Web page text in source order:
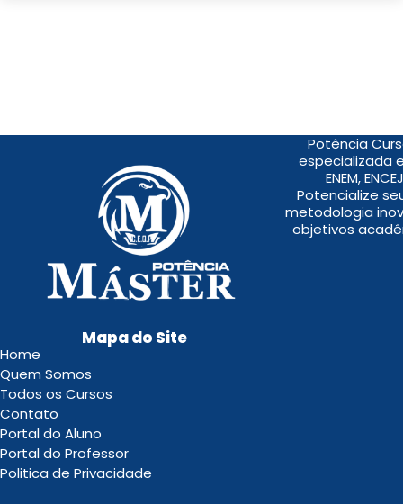
Potência
especializada
ENEM,
Potencialize
metodologia
objetivos
Mapa do Site
Home
Quem Somos
Todos os Cursos
Contato
Portal do Aluno
Portal do Professor
Politica de Privacidade